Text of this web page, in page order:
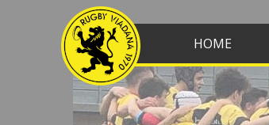
HOME